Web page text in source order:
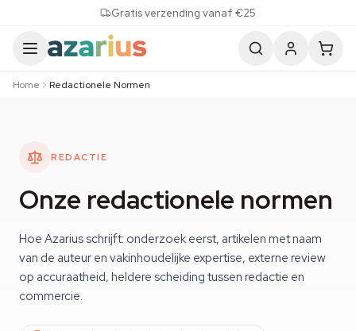
Gratis verzending vanaf €25
Home Redactionele Normen
REDACTIE
Onze redactionele normen
Hoe Azarius schrijft: onderzoek eerst, artikelen met naam
van de auteur en vakinhoudelijke expertise, externe review
op accuraatheid, heldere scheiding tussen redactie en
commercie.